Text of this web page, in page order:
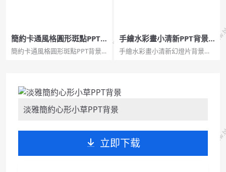
簡約卡通風格圓形斑點PPT
背景圖片
簡約卡通風格圓形斑點PPT背景
手繪水彩畫小清新PPT背景
圖片
手繪水彩畫小清新幻燈片背景圖
淡雅簡約心形小草PPT背景
立即下载